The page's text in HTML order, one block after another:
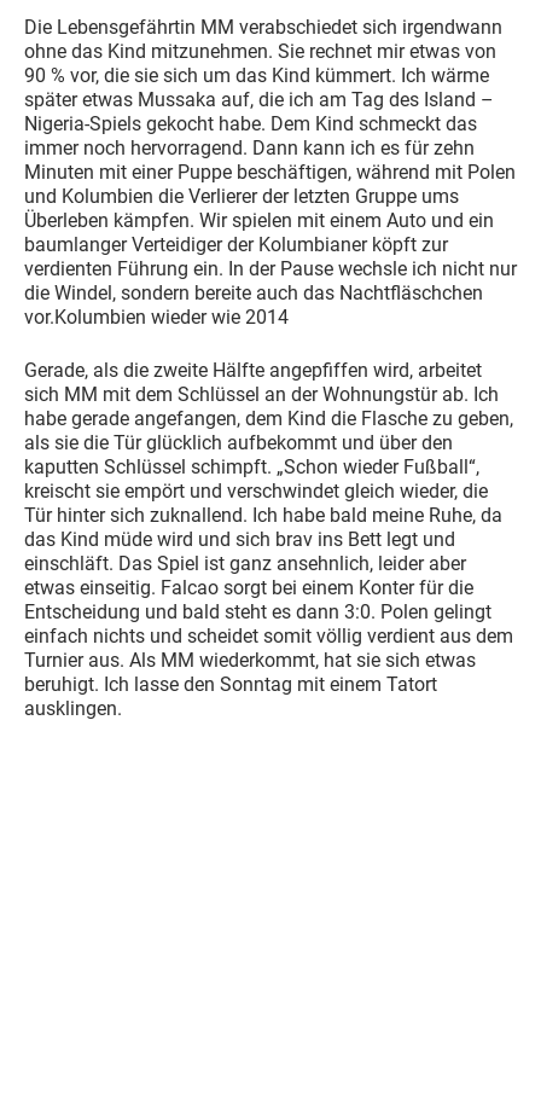
Die Lebensgefährtin MM verabschiedet sich irgendwann
ohne das Kind mitzunehmen. Sie rechnet mir etwas von
90 % vor, die sie sich um das Kind kümmert. Ich wärme
später etwas Mussaka auf, die ich am Tag des Island –
Nigeria-Spiels gekocht habe. Dem Kind schmeckt das
immer noch hervorragend. Dann kann ich es für zehn
Minuten mit einer Puppe beschäftigen, während mit Polen
und Kolumbien die Verlierer der letzten Gruppe ums
Überleben kämpfen. Wir spielen mit einem Auto und ein
baumlanger Verteidiger der Kolumbianer köpft zur
verdienten Führung ein. In der Pause wechsle ich nicht nur
die Windel, sondern bereite auch das Nachtfläschchen
vor.Kolumbien wieder wie 2014
Gerade, als die zweite Hälfte angepfiffen wird, arbeitet
sich MM mit dem Schlüssel an der Wohnungstür ab. Ich
habe gerade angefangen, dem Kind die Flasche zu geben,
als sie die Tür glücklich aufbekommt und über den
kaputten Schlüssel schimpft. „Schon wieder Fußball“,
kreischt sie empört und verschwindet gleich wieder, die
Tür hinter sich zuknallend. Ich habe bald meine Ruhe, da
das Kind müde wird und sich brav ins Bett legt und
einschläft. Das Spiel ist ganz ansehnlich, leider aber
etwas einseitig. Falcao sorgt bei einem Konter für die
Entscheidung und bald steht es dann 3:0. Polen gelingt
einfach nichts und scheidet somit völlig verdient aus dem
Turnier aus. Als MM wiederkommt, hat sie sich etwas
beruhigt. Ich lasse den Sonntag mit einem Tatort
ausklingen.